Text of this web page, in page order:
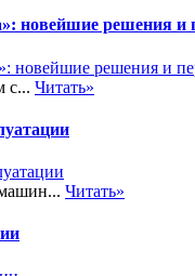
новейшие решения и
с... Читать»
Читать»